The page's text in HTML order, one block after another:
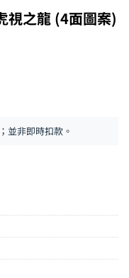
視之龍 (4面圖案)
並非即時扣款。